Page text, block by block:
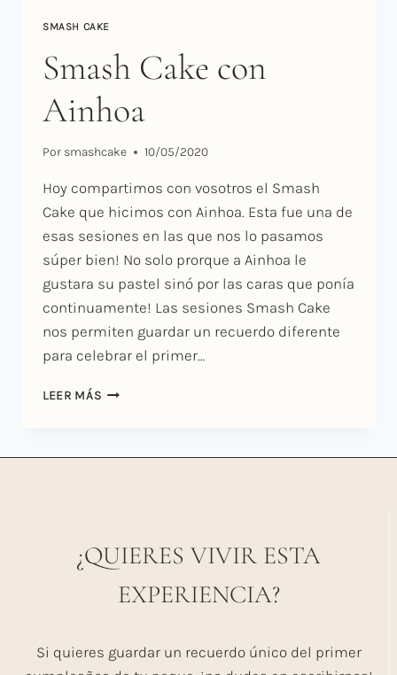
SMASH CAKE
Smash Cake con
Ainhoa
Por smashcake 10/05/2020
Hoy compartimos con vosotros el Smash
Cake que hicimos con Ainhoa. Esta fue una de
esas sesiones en las que nos lo pasamos
súper bien! No solo prorque a Ainhoa le
gustara su pastel sinó por las caras que ponía
continuamente! Las sesiones Smash Cake
nos permiten guardar un recuerdo diferente
para celebrar el primer…
LEER MÁSSMASH
¿QUIERES VIVIR ESTA
EXPERIENCIA?
Si quieres guardar un recuerdo único del primer